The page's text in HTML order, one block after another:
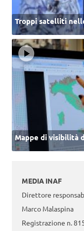
Troppi satelliti
Mappe di visibilità
MEDIA INAF
Direttore
Marco Malaspina
Registrazione n.